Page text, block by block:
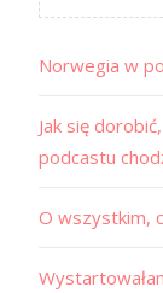
Norwegia w
Jak się
podcastu
O wszystkim,